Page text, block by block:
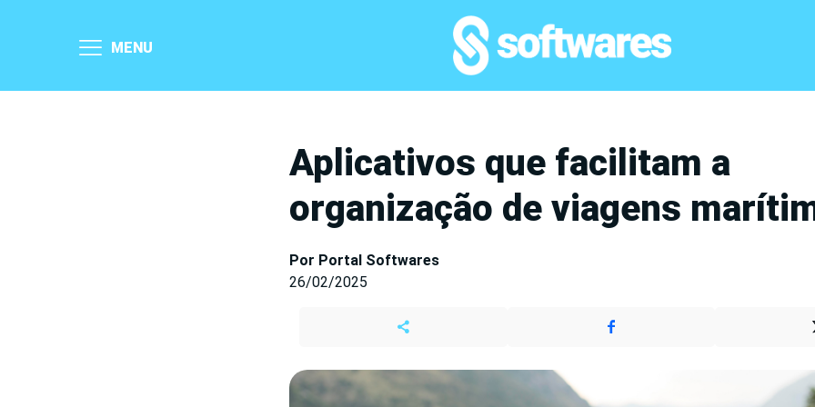
MENU
Aplicativos que facilitam a
organização de viagens
Por Portal Softwares
26/02/2025